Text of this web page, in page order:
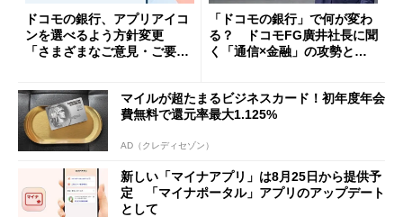
ドコモの銀行、アプリアイコ
ンを選べるよう方針変更
「さまざまなご意見・ご要望
「ドコモの銀行」で何が変わ
る？ ドコモFG廣井社長に聞
く「通信×金融」の攻勢とグ
マイルが超たまるビジネスカード！初年度年会
費無料で還元率最大1.125%
AD（クレディセゾン）
新しい「マイナアプリ」は8月25日から提供予
定 「マイナポータル」アプリのアップデート
として